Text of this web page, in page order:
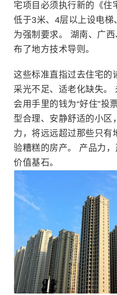
宅项目必须执行新的《住
低于3米、4层以上设电
为强制要求。 湖南、广
布了地方技术导则。
这些标准直指过去住宅的
采光不足、适老化缺失。
会用手里的钱为“好住”投
型合理、安静舒适的小区
力，将远远超过那些只有
验糟糕的房产。 产品力
价值基石。